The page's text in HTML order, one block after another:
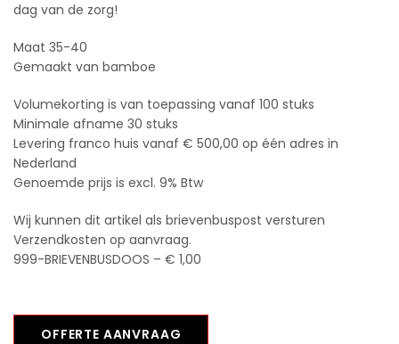
dag van de zorg!
Maat 35-40
Gemaakt van bamboe
Volumekorting is van toepassing vanaf 100 stuks
Minimale afname 30 stuks
Levering franco huis vanaf € 500,00 op één adres in
Nederland
Genoemde prijs is excl. 9% Btw
Wij kunnen dit artikel als brievenbuspost versturen
Verzendkosten op aanvraag.
999-BRIEVENBUSDOOS – € 1,00
OFFERTE AANVRAAG